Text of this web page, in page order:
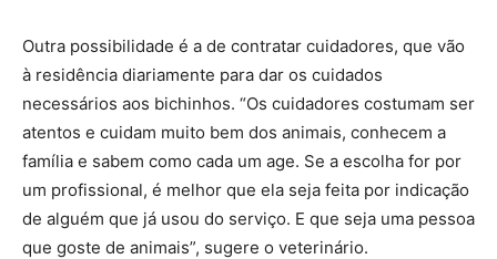
Outra possibilidade é a de contratar cuidadores, que vão
à residência diariamente para dar os cuidados
necessários aos bichinhos. “Os cuidadores costumam ser
atentos e cuidam muito bem dos animais, conhecem a
família e sabem como cada um age. Se a escolha for por
um profissional, é melhor que ela seja feita por indicação
de alguém que já usou do serviço. E que seja uma pessoa
que goste de animais”, sugere o veterinário.